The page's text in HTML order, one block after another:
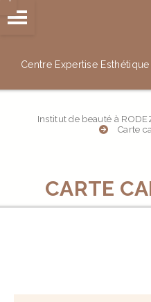
Centre Expertise Esthétique
Institut de beauté à
Carte
CARTE
Panneau de gestion des cookies